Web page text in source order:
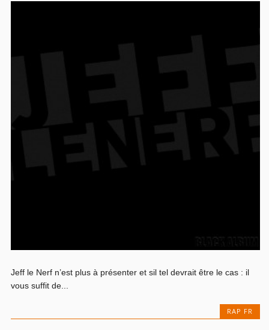
Jeff le Nerf n’est plus à présenter et sil tel devrait être le cas : il
vous suffit de...
RAP FR